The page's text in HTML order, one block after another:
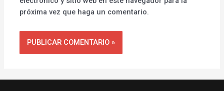
próxima vez que haga un comentario.